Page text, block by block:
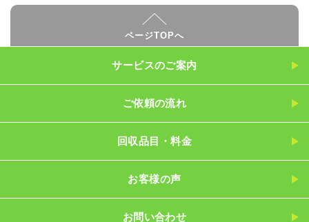
ページTOPへ
サービスのご案内
ご依頼の流れ
回収品目・料金
お客様の声
お問い合わせ